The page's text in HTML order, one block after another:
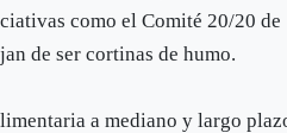
como el Comité 20/20 de
de ser cortinas de humo.
a mediano y largo